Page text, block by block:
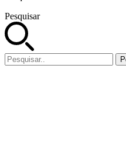
Pesquisar